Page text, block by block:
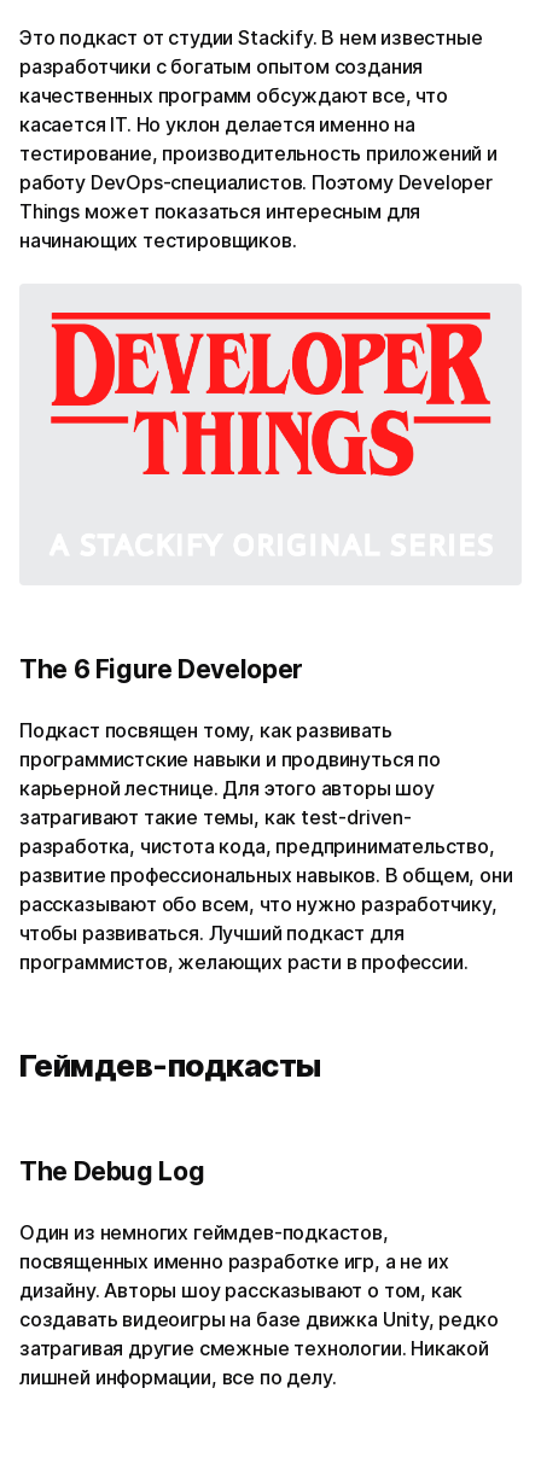
Это подкаст от студии Stackify. В нем известные
разработчики с богатым опытом создания
качественных программ обсуждают все, что
касается IT. Но уклон делается именно на
тестирование, производительность приложений и
работу DevOps-специалистов. Поэтому Developer
Things может показаться интересным для
начинающих тестировщиков.
The 6 Figure Developer
Подкаст посвящен тому, как развивать
программистские навыки и продвинуться по
карьерной лестнице. Для этого авторы шоу
затрагивают такие темы, как test-driven-
разработка, чистота кода, предпринимательство,
развитие профессиональных навыков. В общем, они
рассказывают обо всем, что нужно разработчику,
чтобы развиваться. Лучший подкаст для
программистов, желающих расти в профессии.
Геймдев-подкасты
The Debug Log
Один из немногих геймдев-подкастов,
посвященных именно разработке игр, а не их
дизайну. Авторы шоу рассказывают о том, как
создавать видеоигры на базе движка Unity, редко
затрагивая другие смежные технологии. Никакой
лишней информации, все по делу.